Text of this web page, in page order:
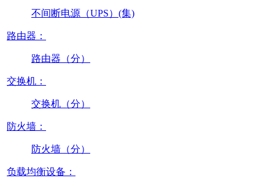
不间断电源（UPS）(集)
路由器：
路由器（分）
交换机：
交换机（分）
防火墙：
防火墙（分）
负载均衡设备：